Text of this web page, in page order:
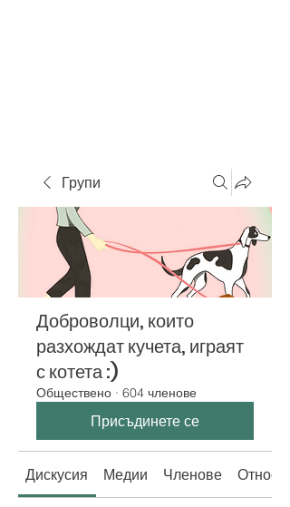
Групи
Доброволци, които
разхождат кучета, играят
с котета :)
Обществено · 604 членове
Присъдинете се
Дискусия Медии Членове Относно